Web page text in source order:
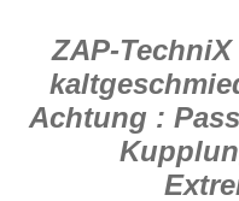
ZAP-
Achtung :